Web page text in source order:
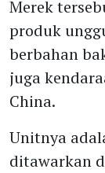
Merek
produk
berbahan
juga
China.
Unitnya
ditawarkan